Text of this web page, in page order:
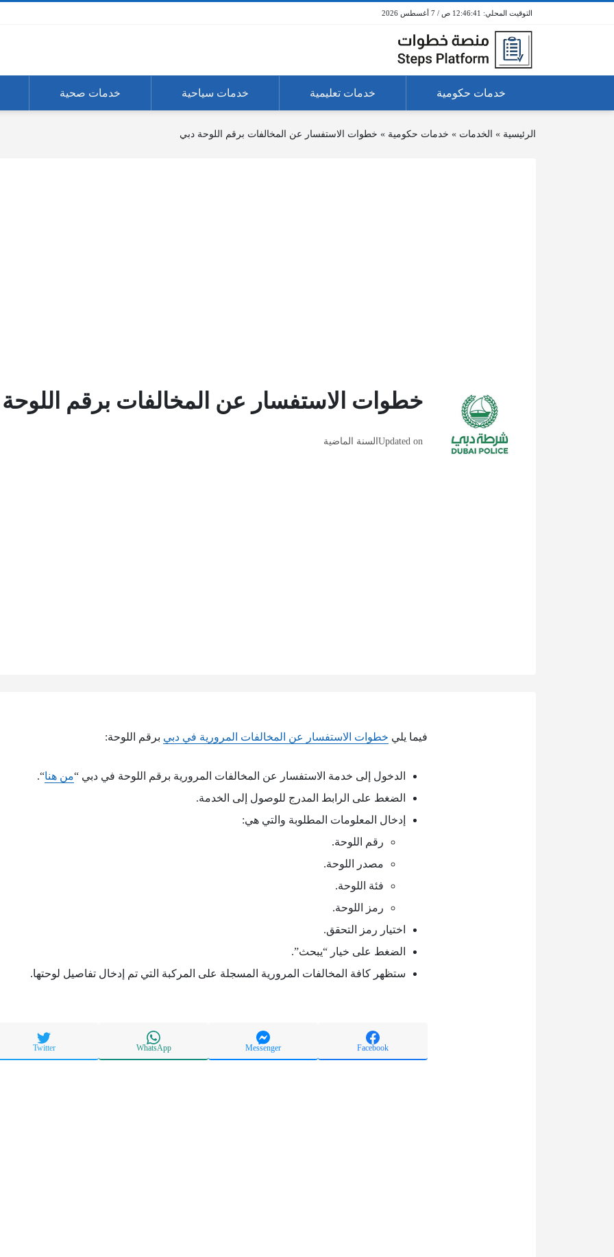
12:46:42 ص / 7 أغسطس 2026
خدمات حكومية خدمات تعليمية خدمات سياحية خدمات صحية
الرئيسية » الخدمات » خدمات حكومية » خطوات الاستفسار عن المخالفات برقم اللوحة دبي
خطوات الاستفسار عن المخالفات برقم
Updated onالسنة الماضية
فيما يلي خطوات الاستفسار عن المخالفات المرورية في دبي برقم اللوحة:
الدخول إلى خدمة الاستفسار عن المخالفات المرورية برقم اللوحة في دبي “من هنا“.
الضغط على الرابط المدرج للوصول إلى الخدمة.
إدخال المعلومات المطلوبة والتي هي:
رقم اللوحة.
مصدر اللوحة.
فئة اللوحة.
رمز اللوحة.
اختيار رمز التحقق.
الضغط على خيار “يبحث”.
ستظهر كافة المخالفات المرورية المسجلة على المركبة التي تم إدخال تفاصيل لوحتها.
Facebook
Messenger
WhatsApp
Twitter